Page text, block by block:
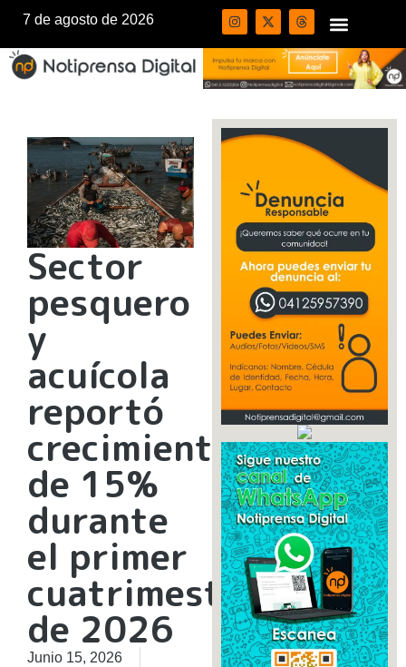
7 de agosto de 2026
Sector
pesquero
y
acuícola
reportó
crecimiento
de 15%
durante
el primer
cuatrimestre
de 2026
Junio 15, 2026